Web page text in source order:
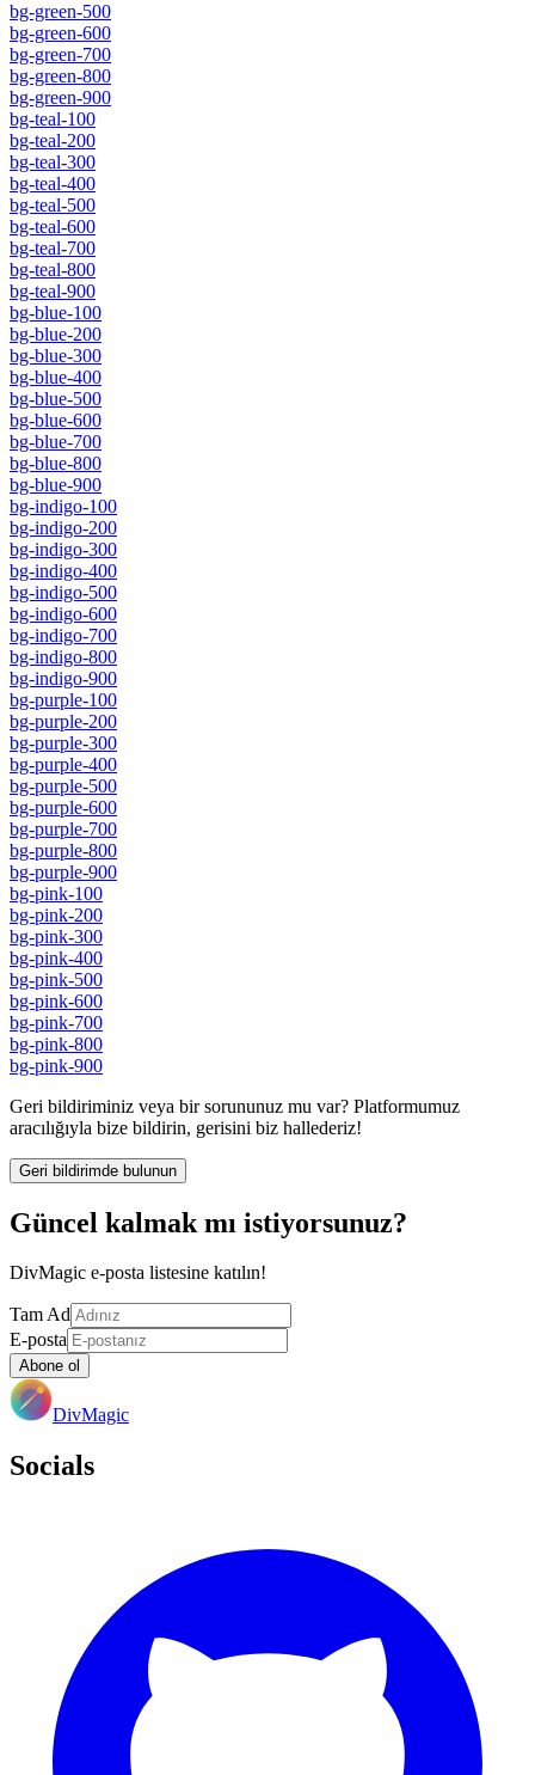
bg-green-500
bg-green-600
bg-green-700
bg-green-800
bg-green-900
bg-teal-100
bg-teal-200
bg-teal-300
bg-teal-400
bg-teal-500
bg-teal-600
bg-teal-700
bg-teal-800
bg-teal-900
bg-blue-100
bg-blue-200
bg-blue-300
bg-blue-400
bg-blue-500
bg-blue-600
bg-blue-700
bg-blue-800
bg-blue-900
bg-indigo-100
bg-indigo-200
bg-indigo-300
bg-indigo-400
bg-indigo-500
bg-indigo-600
bg-indigo-700
bg-indigo-800
bg-indigo-900
bg-purple-100
bg-purple-200
bg-purple-300
bg-purple-400
bg-purple-500
bg-purple-600
bg-purple-700
bg-purple-800
bg-purple-900
bg-pink-100
bg-pink-200
bg-pink-300
bg-pink-400
bg-pink-500
bg-pink-600
bg-pink-700
bg-pink-800
bg-pink-900
Geri bildiriminiz veya bir sorununuz mu var? Platformumuz
aracılığıyla bize bildirin, gerisini biz hallederiz!
Geri bildirimde bulunun
Güncel kalmak mı istiyorsunuz?
DivMagic e-posta listesine katılın!
Tam Ad
E-posta
Abone ol
DivMagic
Socials